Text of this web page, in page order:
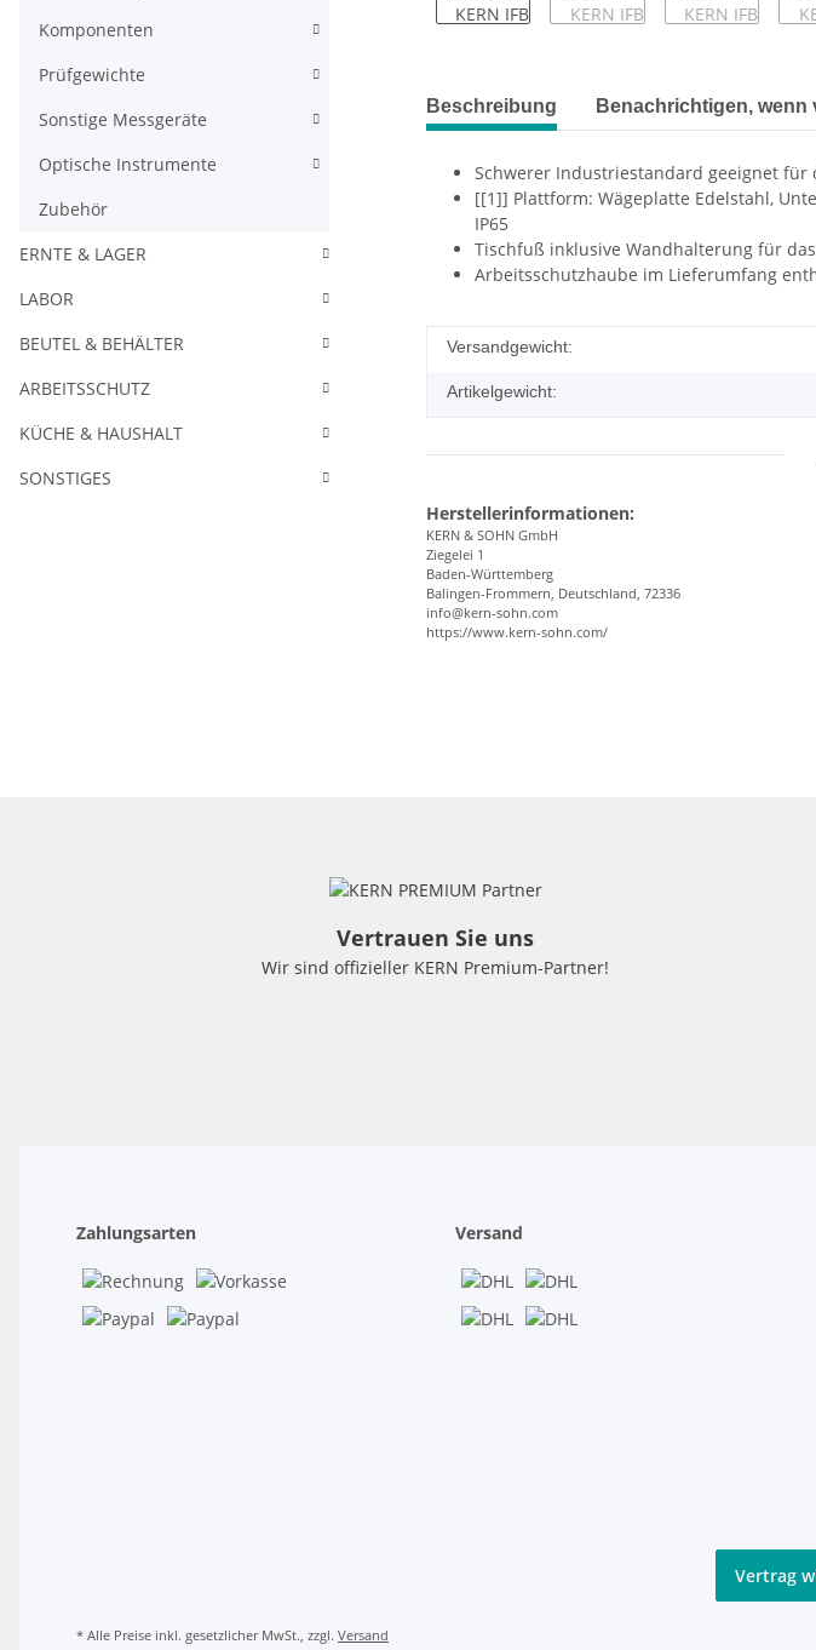
Beschreibung Benachrichtigen, wenn
Schwerer Industriestandard geeignet für
[[1]] Plattform: Wägeplatte Edelstahl,
IP65
Tischfuß inklusive Wandhalterung für
Arbeitsschutzhaube im Lieferumfang
Versandgewicht:
Artikelgewicht:
Herstellerinformationen:
KERN & SOHN GmbH
Ziegelei 1
Baden-Württemberg
Balingen-Frommern, Deutschland, 72336
info@kern-sohn.com
https://www.kern-sohn.com/
Komponenten
Prüfgewichte
Sonstige Messgeräte
Optische Instrumente
Zubehör
ERNTE & LAGER
LABOR
BEUTEL & BEHÄLTER
ARBEITSSCHUTZ
KÜCHE & HAUSHALT
SONSTIGES
Vertrauen Sie uns
Wir sind offizieller KERN Premium-Partner!
Zahlungsarten Versand
Vertrag
* Alle Preise inkl. gesetzlicher MwSt., zzgl. Versand